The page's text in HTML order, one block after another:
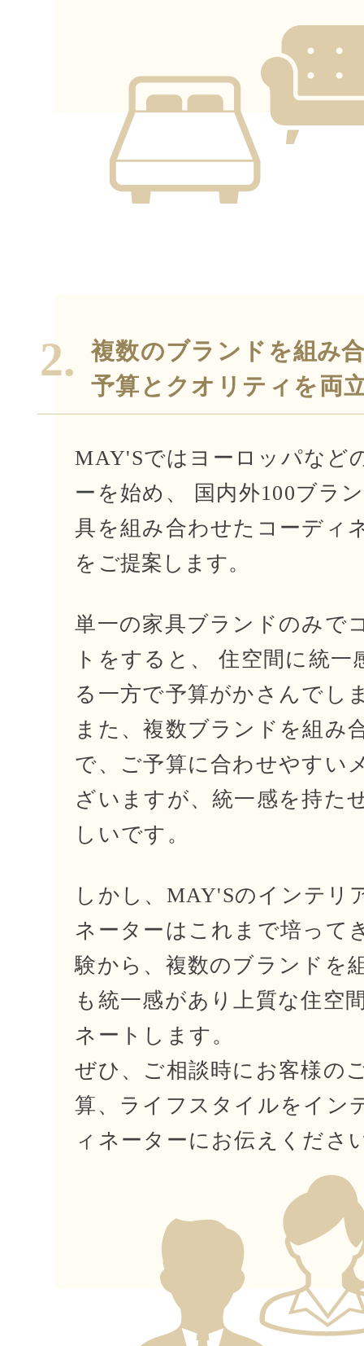
2. 複数のブランドを組み
予算とクオリティを両
MAY'Sではヨーロッパなど
ーを始め、
国内外100ブラ
具を組み合わせたコーディ
を ご提案します。
単一の家具ブランドのみで
トをすると、住空間に統一
る一方で予算がかさんでし
また、複数ブランドを組み
で、ご予算に合わせやすい
ざいますが、統一感を持た
しいです。
しかし、MAY'Sのインテリ
ネーターはこれまで培って
験から、複数のブランドを
も統一感があり上質な住空
ネートします。
ぜひ、ご相談時にお客様の
算、ライフスタイルを イン
ィネーターにお伝えくださ